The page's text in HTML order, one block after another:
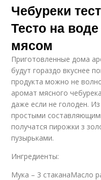
Чебуреки
Тесто на
мясом
Приготовленные дома
будут гораздо вкуснее
продукта можно не
аромат мясного
даже если не голоден.
простыми
получатся пирожки з
пузырьками.
Ингредиенты:
Мука – 3 стаканаМасло